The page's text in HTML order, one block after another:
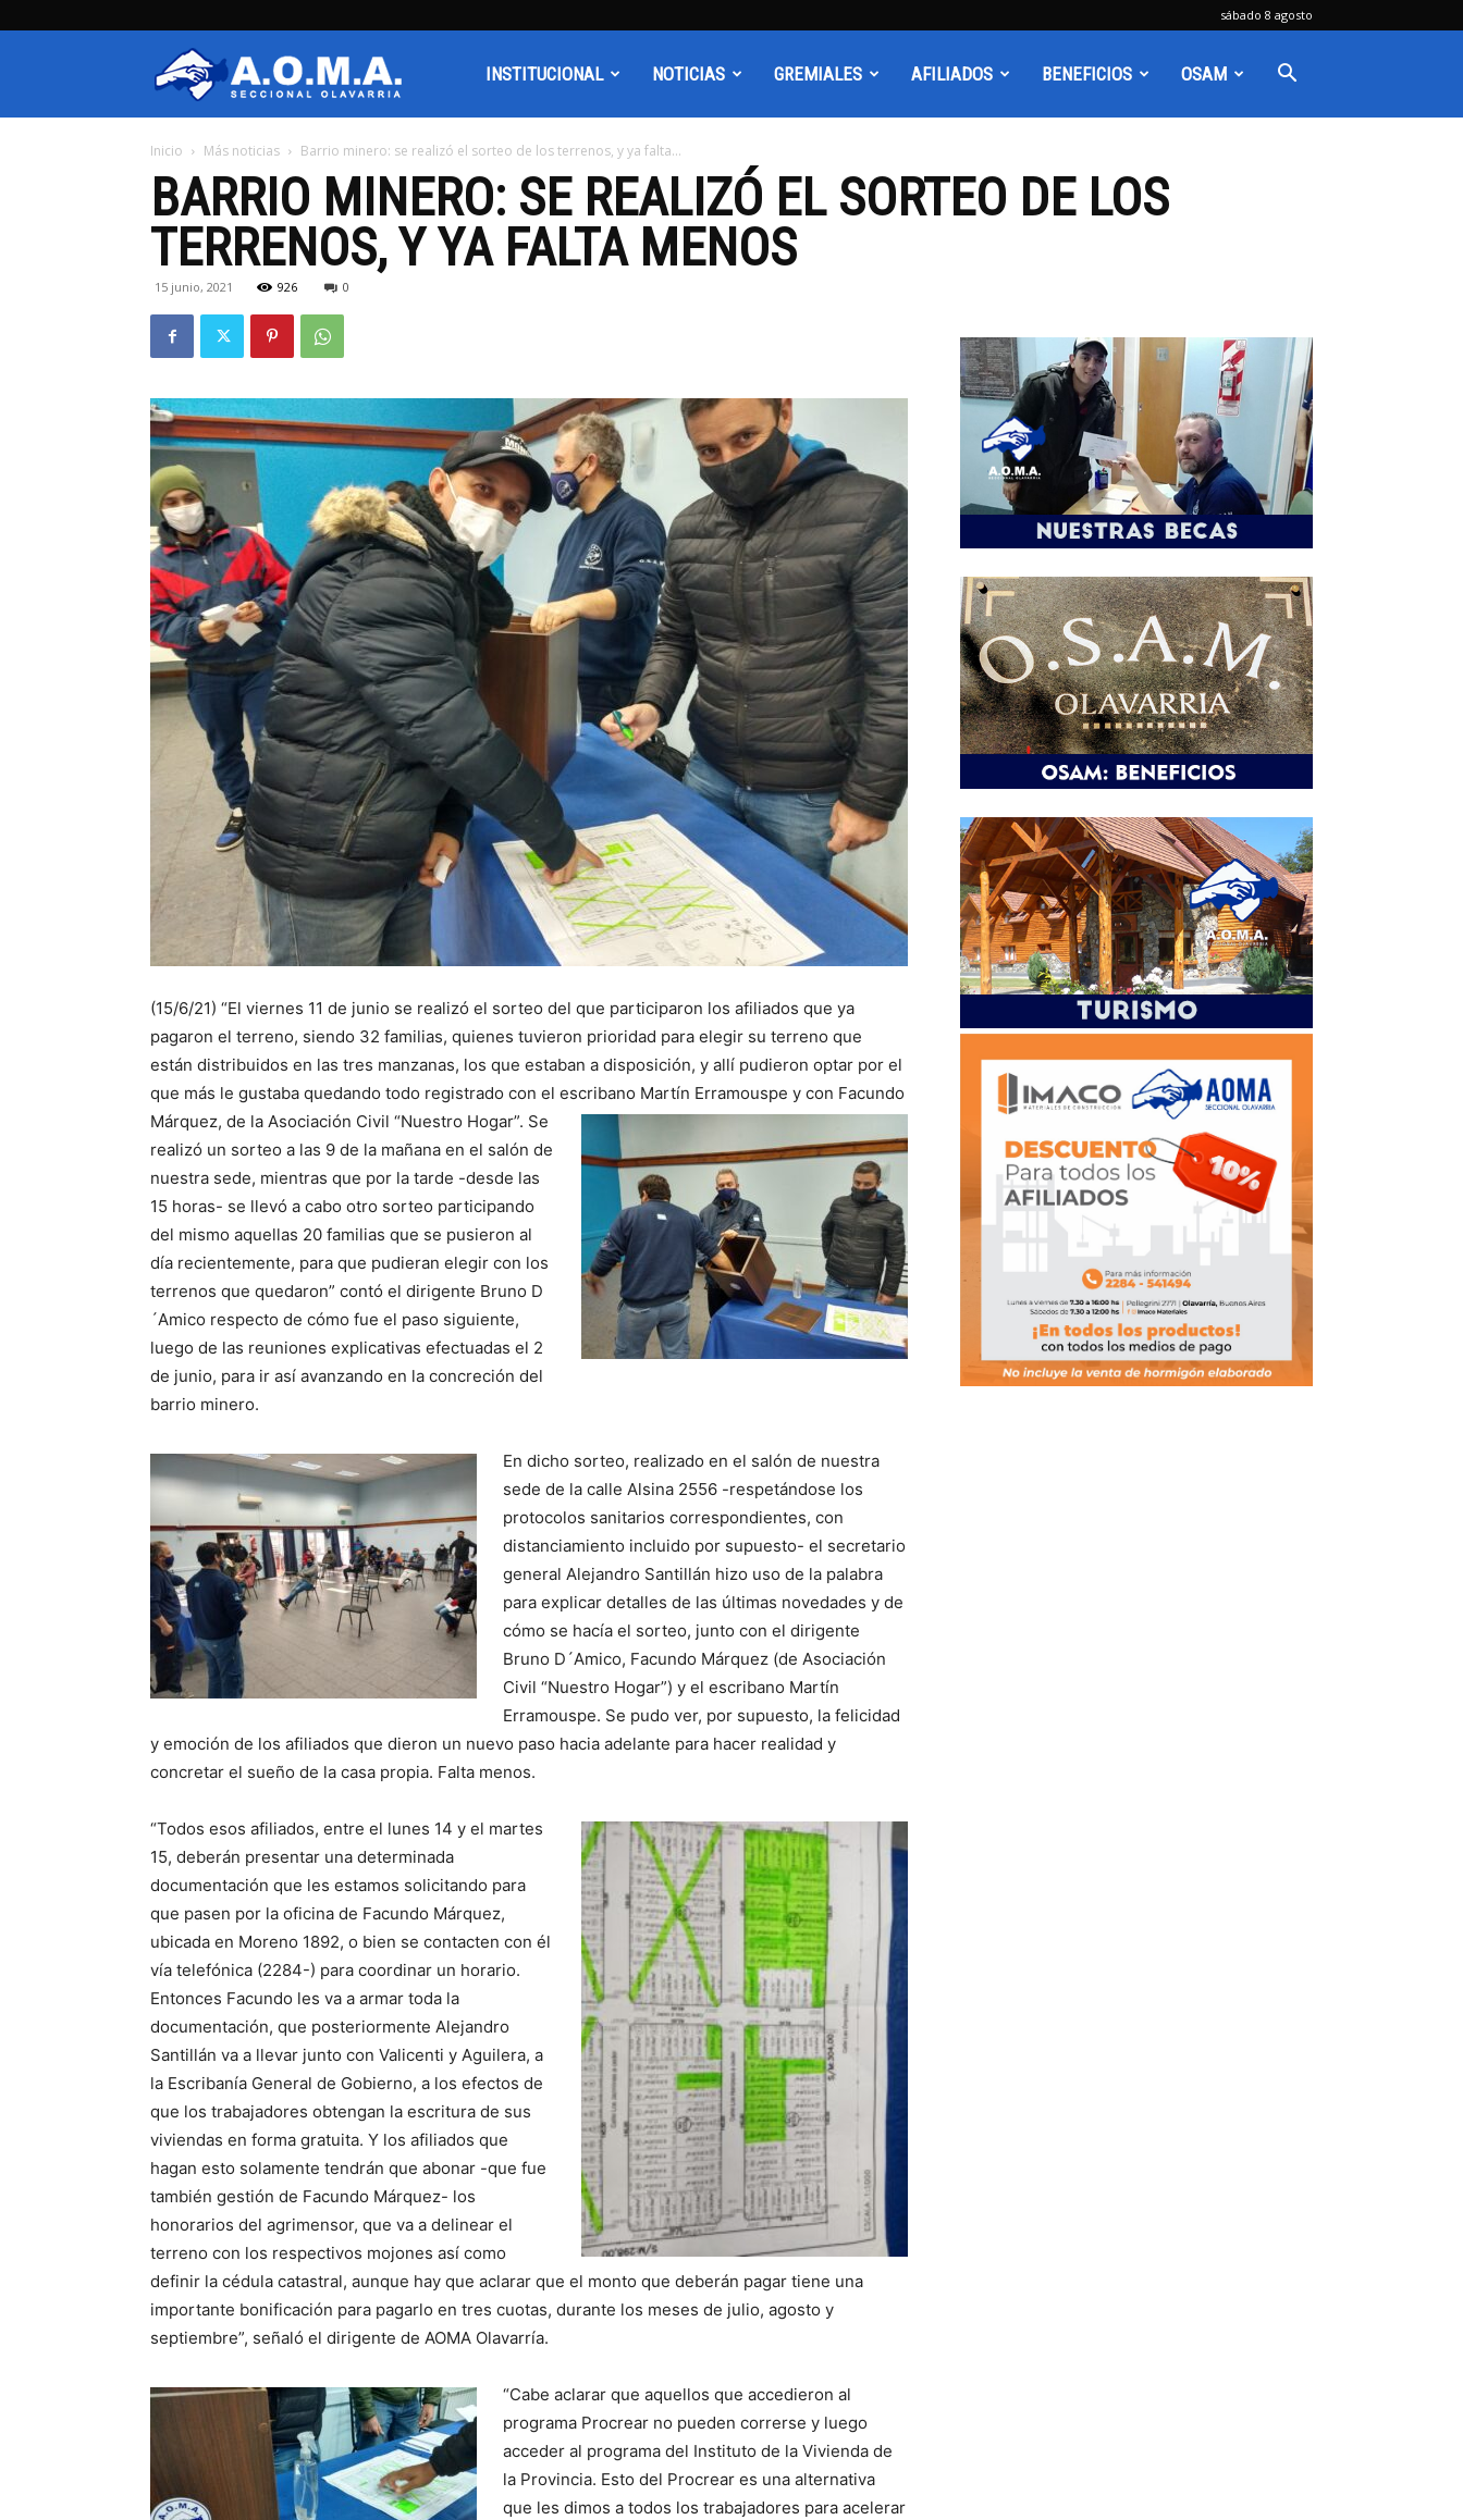
sábado 8 agosto
Olavarria
INSTITUCIONAL NOTICIAS GREMIALES AFILIADOS BENEFICIOS OSAM
Inicio Más noticias Barrio minero: se realizó el sorteo de los terrenos, y ya falta...
BARRIO MINERO: SE REALIZÓ EL SORTEO DE LOS
TERRENOS, Y YA FALTA MENOS
15 junio, 2021 926 0
(15/6/21) “El viernes 11 de junio se realizó el sorteo del que participaron los afiliados que ya
pagaron el terreno, siendo 32 familias, quienes tuvieron prioridad para elegir su terreno que
están distribuidos en las tres manzanas, los que estaban a disposición, y allí pudieron optar por el
que más le gustaba quedando todo registrado con el escribano Martín Erramouspe y con Facundo
Márquez, de la Asociación Civil “Nuestro Hogar”. Se
realizó un sorteo a las 9 de la mañana en el salón de
nuestra sede, mientras que por la tarde -desde las
15 horas- se llevó a cabo otro sorteo participando
del mismo aquellas 20 familias que se pusieron al
día recientemente, para que pudieran elegir con los
terrenos que quedaron” contó el dirigente Bruno D
´Amico respecto de cómo fue el paso siguiente,
luego de las reuniones explicativas efectuadas el 2
de junio, para ir así avanzando en la concreción del
barrio minero.
En dicho sorteo, realizado en el salón de nuestra
sede de la calle Alsina 2556 -respetándose los
protocolos sanitarios correspondientes, con
distanciamiento incluido por supuesto- el secretario
general Alejandro Santillán hizo uso de la palabra
para explicar detalles de las últimas novedades y de
cómo se hacía el sorteo, junto con el dirigente
Bruno D´Amico, Facundo Márquez (de Asociación
Civil “Nuestro Hogar”) y el escribano Martín
Erramouspe. Se pudo ver, por supuesto, la felicidad
y emoción de los afiliados que dieron un nuevo paso hacia adelante para hacer realidad y
concretar el sueño de la casa propia. Falta menos.
“Todos esos afiliados, entre el lunes 14 y el martes
15, deberán presentar una determinada
documentación que les estamos solicitando para
que pasen por la oficina de Facundo Márquez,
ubicada en Moreno 1892, o bien se contacten con él
vía telefónica (2284-) para coordinar un horario.
Entonces Facundo les va a armar toda la
documentación, que posteriormente Alejandro
Santillán va a llevar junto con Valicenti y Aguilera, a
la Escribanía General de Gobierno, a los efectos de
que los trabajadores obtengan la escritura de sus
viviendas en forma gratuita. Y los afiliados que
hagan esto solamente tendrán que abonar -que fue
también gestión de Facundo Márquez- los
honorarios del agrimensor, que va a delinear el
terreno con los respectivos mojones así como
definir la cédula catastral, aunque hay que aclarar que el monto que deberán pagar tiene una
importante bonificación para pagarlo en tres cuotas, durante los meses de julio, agosto y
septiembre”, señaló el dirigente de AOMA Olavarría.
“Cabe aclarar que aquellos que accedieron al
programa Procrear no pueden correrse y luego
acceder al programa del Instituto de la Vivienda de
la Provincia. Esto del Procrear es una alternativa
que les dimos a todos los trabajadores para acelerar